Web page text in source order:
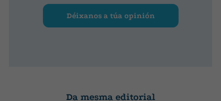
Déixanos a túa opinión
Da mesma editorial